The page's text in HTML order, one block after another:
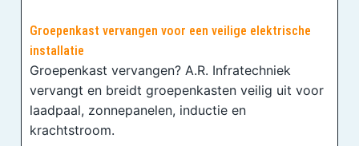
Groepenkast vervangen voor een veilige elektrische
installatie
Groepenkast vervangen? A.R. Infratechniek
vervangt en breidt groepenkasten veilig uit voor
laadpaal, zonnepanelen, inductie en
krachtstroom.